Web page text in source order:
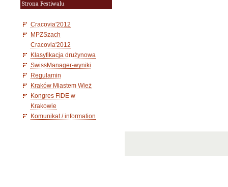
Strona Festiwalu
Cracovia'2012
MPZSzach
Cracovia'2012
Klasyfikacja drużynowa
SwissManager-wyniki
Regulamin
Kraków Miastem Wież
Kongres FIDE w
Krakowie
Komunikat / information